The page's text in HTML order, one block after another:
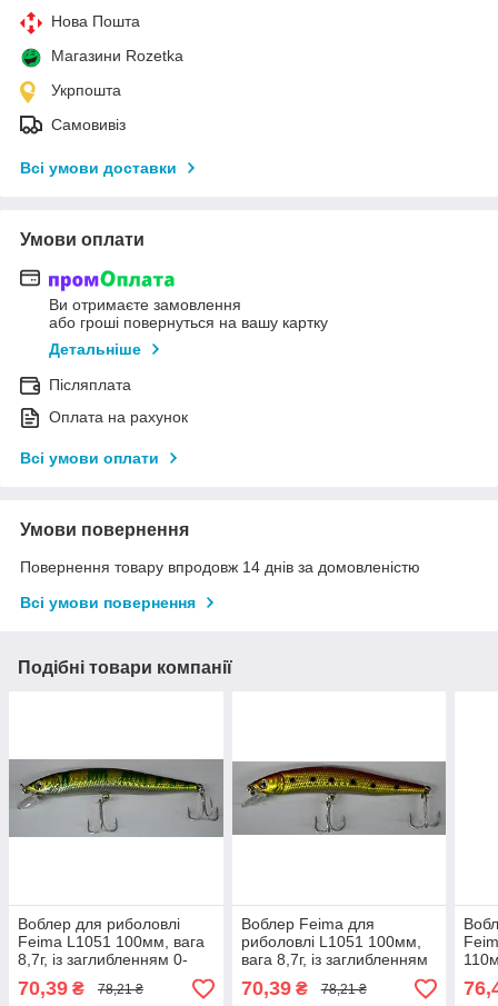
Нова Пошта
Магазини Rozetka
Укрпошта
Самовивіз
Всі умови доставки
Умови оплати
Ви отримаєте замовлення
або гроші повернуться на вашу картку
Детальніше
Післяплата
Оплата на рахунок
Всі умови оплати
Умови повернення
Повернення товару впродовж 14 днів за домовленістю
Всі умови повернення
Подібні товари компанії
Воблер для риболовлі
Feima L1051 100мм, вага
8,7г, із заглибленням 0-
1,5м, колір 24
70,39 ₴ 78,21 ₴
Воблер Feima для
риболовлі L1051 100мм,
вага 8,7г, із заглибленням
0-1,5м, колір 01
70,39₴ 78,21 ₴
04